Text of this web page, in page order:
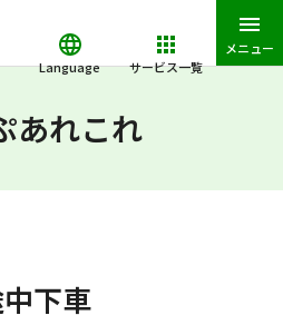
Language サービス一覧
メニュー
あれこれ
下車